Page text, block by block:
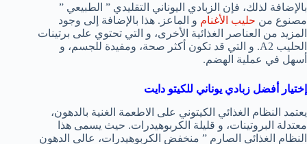
بالإضافة لذلك، فإن الزبادي اليوناني التقليدي ” الطبيعي ”
مصنوع من حليب الأغنام و الماعز. هذا بالإضافة إلى وجود
المزيد من العناصر الغذائية الأخرى، و التي تحتوي على برتينات
الحليب A2. و التي قد تكون أكثر صحة، ومفيدة للجسم، و
أسهل في عملية الهضم.
إختيار أفضل زبادي يوناني للكيتو دايت
يعتمد النظام الغذائي الكيتوني على الاطعمة الغنية بالدهون،
معتدلة البروتينات، و قليلة الكربوهيدرات. حيث يسمى هذا
النظام الغذائي الصارم ” منخفض الكربوهيدرات، عالي الدهون